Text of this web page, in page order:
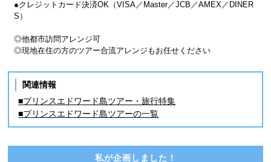
●クレジットカード決済OK（VISA／Master／JCB／AMEX／DINER
S）
◎他都市訪問アレンジ可
◎現地在住の方のツアー合流アレンジもお任せください
関連情報
■プリンスエドワード島ツアー・旅行特集
■プリンスエドワード島ツアーの一覧
私が企画しました！